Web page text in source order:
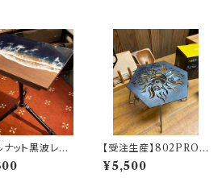
ナット黒波レジ
ニット天板【 8
】
【受注生産】802PROD
UCTS 五徳 【TRIBA
L SUN】
¥5,500